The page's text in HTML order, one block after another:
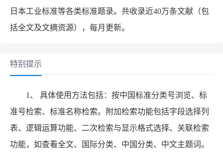
日本工业标准等各类标准题录。共收录近40万条文献（包
括全文及文摘资源），每月更新。
特别提示
1、 具体使用方法包括：按中国标准分类号浏览、标
准号检索、标准名称检索。附加检索功能包括字段选择列
表、逻辑运算功能、二次检索与显示格式选择、关联检索
功能，如查看全文、国际分类、中国分类、中文主题词。